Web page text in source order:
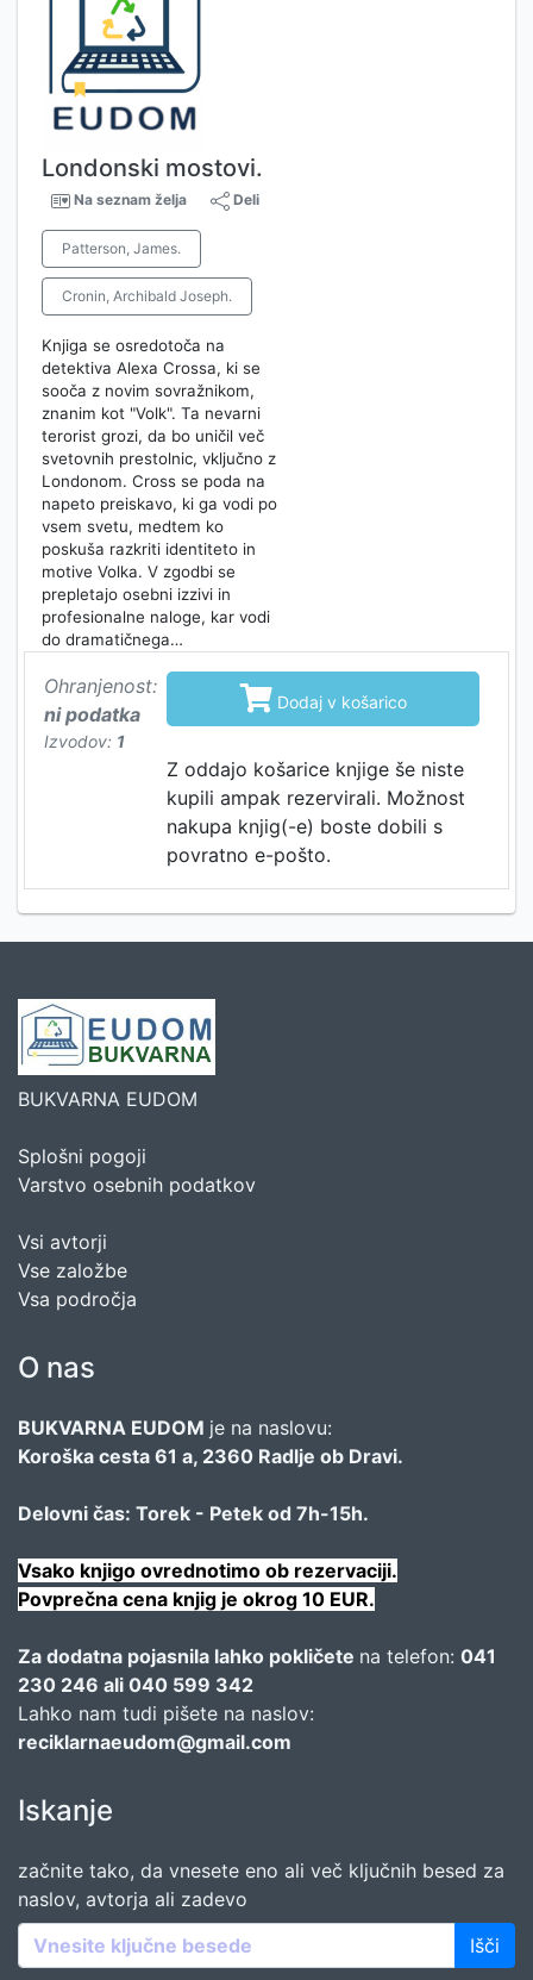
Londonski mostovi.
Na seznam želja Deli
Patterson, James.
Cronin, Archibald Joseph.
Knjiga se osredotoča na
detektiva Alexa Crossa, ki se
sooča z novim sovražnikom,
znanim kot "Volk". Ta nevarni
terorist grozi, da bo uničil več
svetovnih prestolnic, vključno z
Londonom. Cross se poda na
napeto preiskavo, ki ga vodi po
vsem svetu, medtem ko
poskuša razkriti identiteto in
motive Volka. V zgodbi se
prepletajo osebni izzivi in
profesionalne naloge, kar vodi
do dramatičnega…
Ohranjenost:
ni podatka
Izvodov: 1
 Dodaj v košarico
Z oddajo košarice knjige še niste
kupili ampak rezervirali. Možnost
nakupa knjig(-e) boste dobili s
povratno e-pošto.
BUKVARNA EUDOM
Splošni pogoji
Varstvo osebnih podatkov
Vsi avtorji
Vse založbe
Vsa področja
O nas
BUKVARNA EUDOM je na naslovu:
Koroška cesta 61 a, 2360 Radlje ob Dravi.
Delovni čas: Torek - Petek od 7h-15h.
Vsako knjigo ovrednotimo ob rezervaciji.
Povprečna cena knjig je okrog 10 EUR.
Za dodatna pojasnila lahko pokličete na telefon: 041
230 246 ali 040 599 342
Lahko nam tudi pišete na naslov:
reciklarnaeudom@gmail.com
Iskanje
začnite tako, da vnesete eno ali več ključnih besed za
naslov, avtorja ali zadevo
Išči